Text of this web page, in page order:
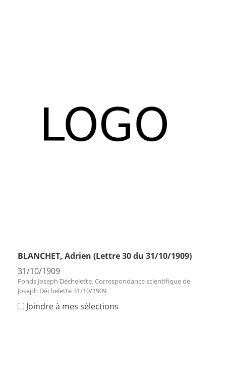
BLANCHET, Adrien (Lettre 30 du 31/10/1909)
31/10/1909
Fonds Joseph Déchelette. Correspondance scientifique de
Joseph Déchelette 31/10/1909
Joindre à mes sélections